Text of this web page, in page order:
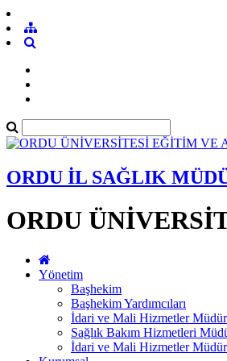
ORDU İL SAĞLIK
ORDU
Yönetim
Başhekim
Başhekim Yardımcıları
İdari ve Mali Hizmetler
Sağlık Bakım Hizmetleri
İdari ve Mali Hizmetler Müdür